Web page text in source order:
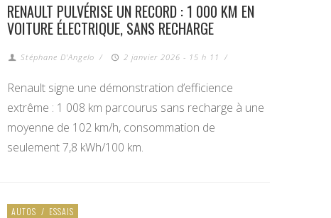
RENAULT PULVÉRISE UN RECORD : 1 000 KM EN
VOITURE ÉLECTRIQUE, SANS RECHARGE
Stéphane D'Angelo / 2 janvier 2026 - 15 h 11 /
Renault signe une démonstration d’efficience
extrême : 1 008 km parcourus sans recharge à une
moyenne de 102 km/h, consommation de
seulement 7,8 kWh/100 km.
AUTOS / ESSAIS